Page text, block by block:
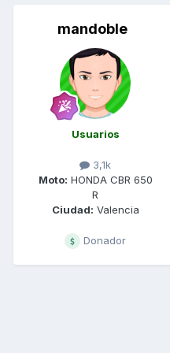
mandoble
Usuarios
3,1k
Moto: HONDA CBR 650
R
Ciudad: Valencia
Donador